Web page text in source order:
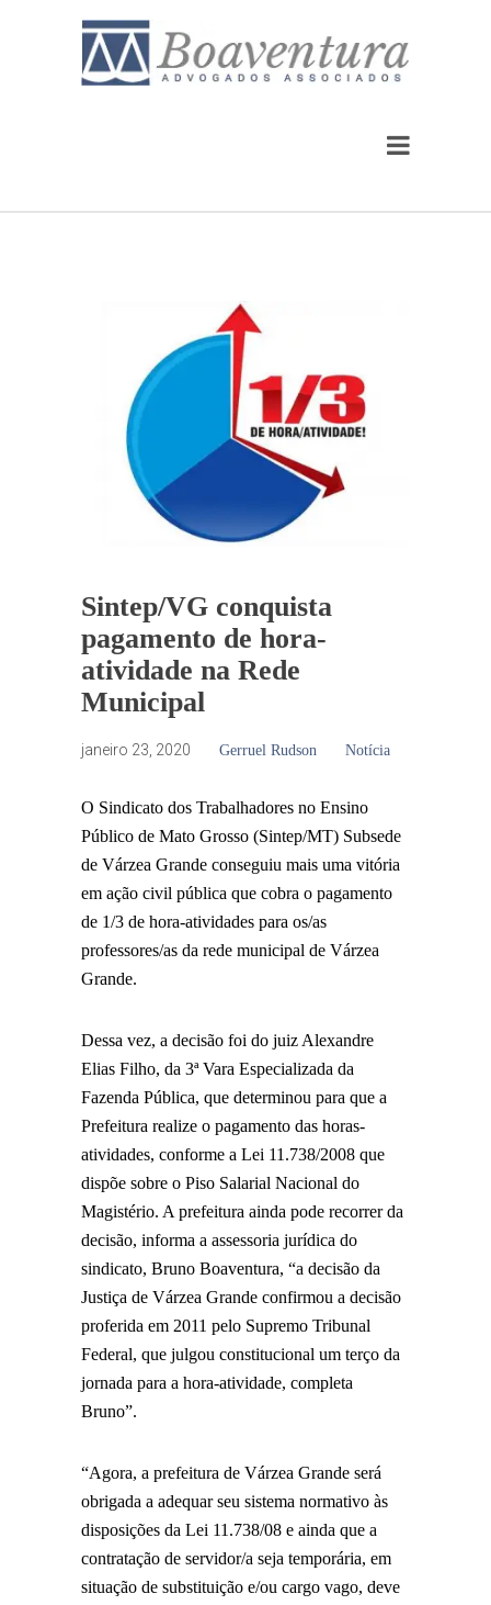
Sintep/VG conquista
pagamento de hora-
atividade na Rede
Municipal
janeiro 23, 2020 Gerruel Rudson Notícia
O Sindicato dos Trabalhadores no Ensino
Público de Mato Grosso (Sintep/MT) Subsede
de Várzea Grande conseguiu mais uma vitória
em ação civil pública que cobra o pagamento
de 1/3 de hora-atividades para os/as
professores/as da rede municipal de Várzea
Grande.
Dessa vez, a decisão foi do juiz Alexandre
Elias Filho, da 3ª Vara Especializada da
Fazenda Pública, que determinou para que a
Prefeitura realize o pagamento das horas-
atividades, conforme a Lei 11.738/2008 que
dispõe sobre o Piso Salarial Nacional do
Magistério. A prefeitura ainda pode recorrer da
decisão, informa a assessoria jurídica do
sindicato, Bruno Boaventura, “a decisão da
Justiça de Várzea Grande confirmou a decisão
proferida em 2011 pelo Supremo Tribunal
Federal, que julgou constitucional um terço da
jornada para a hora-atividade, completa
Bruno”.
“Agora, a prefeitura de Várzea Grande será
obrigada a adequar seu sistema normativo às
disposições da Lei 11.738/08 e ainda que a
contratação de servidor/a seja temporária, em
situação de substituição e/ou cargo vago, deve